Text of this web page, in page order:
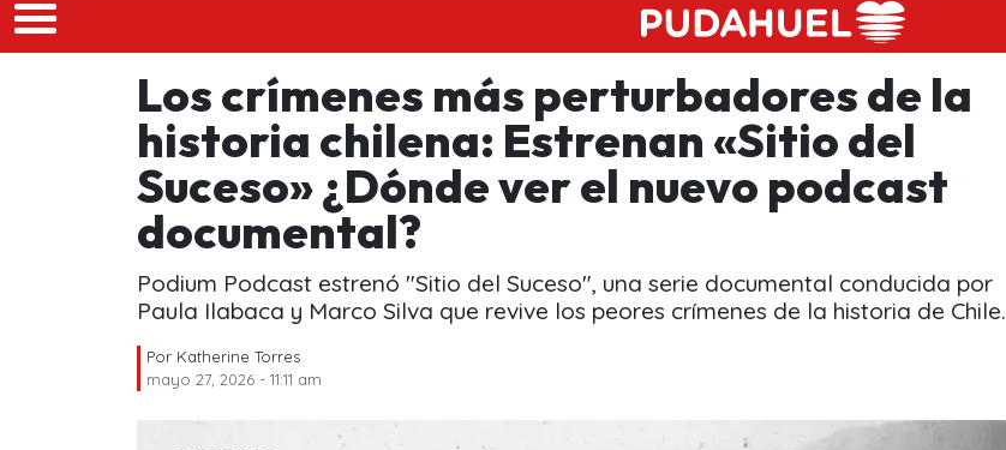
Los crímenes más perturbadores de la
historia chilena: Estrenan «Sitio del
Suceso» ¿Dónde ver el nuevo podcast
documental?
Podium Podcast estrenó "Sitio del Suceso", una serie documental conducida por
Paula Ilabaca y Marco Silva que revive los peores crímenes de la historia de Chile.
Por Katherine Torres
mayo 27, 2026 - 11:11 am